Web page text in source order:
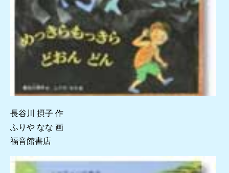
長谷川 摂子 作
ふりや なな 画
福音館書店